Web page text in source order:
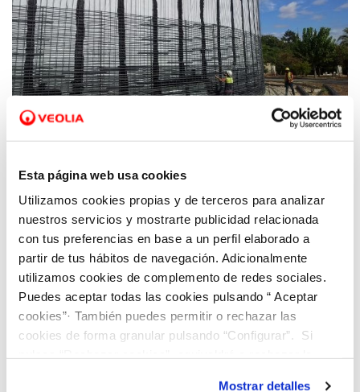
Esta página web usa cookies
Utilizamos cookies propias y de terceros para analizar
nuestros servicios y mostrarte publicidad relacionada
con tus preferencias en base a un perfil elaborado a
partir de tus hábitos de navegación. Adicionalmente
utilizamos cookies de complemento de redes sociales.
Puedes aceptar todas las cookies pulsando “ Aceptar
cookies”· También puedes permitir o rechazar las
cookies de forma granular pulsando “Configurar”. Si
Mostrar detalles
27 JUL 2021
optimizar inversiones en instalaciones del
ciclo integral del agua de forma responsable
y transparente”